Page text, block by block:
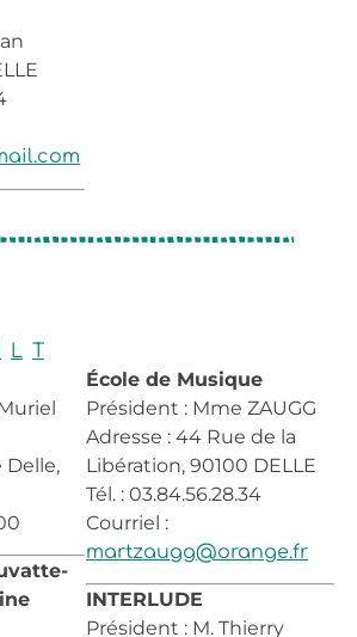
L T
Delle,
École de Musique
Président : Mme ZAUGG
Adresse : 44 Rue de la
Libération, 90100 DELLE
Tél. : 03.84.56.28.34
Courriel :
martzaugg@orange.fr
INTERLUDE
Président : M. Thierry